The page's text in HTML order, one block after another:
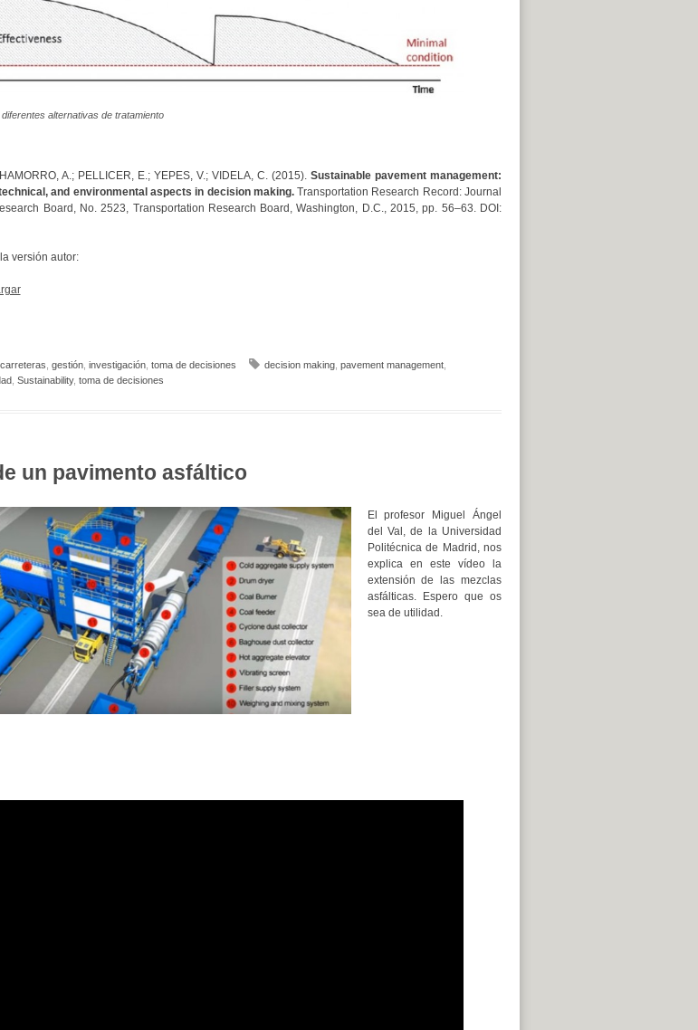
alternativas de tratamiento
A.; PELLICER, E.; YEPES, V.; VIDELA, C. (2015).Sustainable pavement management:
and environmental aspects in decision making.Transportation Research Record: Journal
Board, No. 2523, Transportation Research Board, Washington, D.C., 2015, pp. 56–63. DOI:
versión autor:
carreteras gestión, investigación, toma de decisiones decision making, pavement management,
Sustainability, toma de decisiones
un pavimento asfáltico
El profesor Miguel Ángel
del Val, de la Universidad
Politécnica de Madrid, nos
explica en este vídeo la
extensión de las mezclas
asfálticas. Espero que os
sea de utilidad.